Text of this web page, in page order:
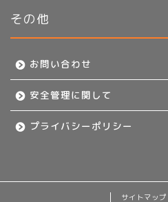
その他
お問い合わせ
安全管理に関して
プライバシーポリシー
サイトマップ